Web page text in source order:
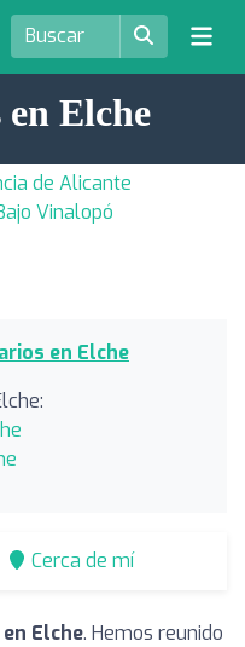
Elche
de Alicante
Vinalopó
en Elche
Cerca de mí
Elche. Hemos reunido